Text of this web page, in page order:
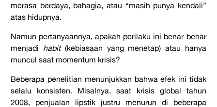
merasa berdaya, bahagia, atau “masih punya kendali”
atas hidupnya.
Namun pertanyaannya, apakah perilaku ini benar-benar
menjadi habit(kebiasaan yang menetap) atau hanya
muncul saat momentum krisis?
Beberapa penelitian menunjukkan bahwa efek ini tidak
selalu konsisten. Misalnya, saat krisis global tahun
2008, penjualan lipstik justru menurun di beberapa